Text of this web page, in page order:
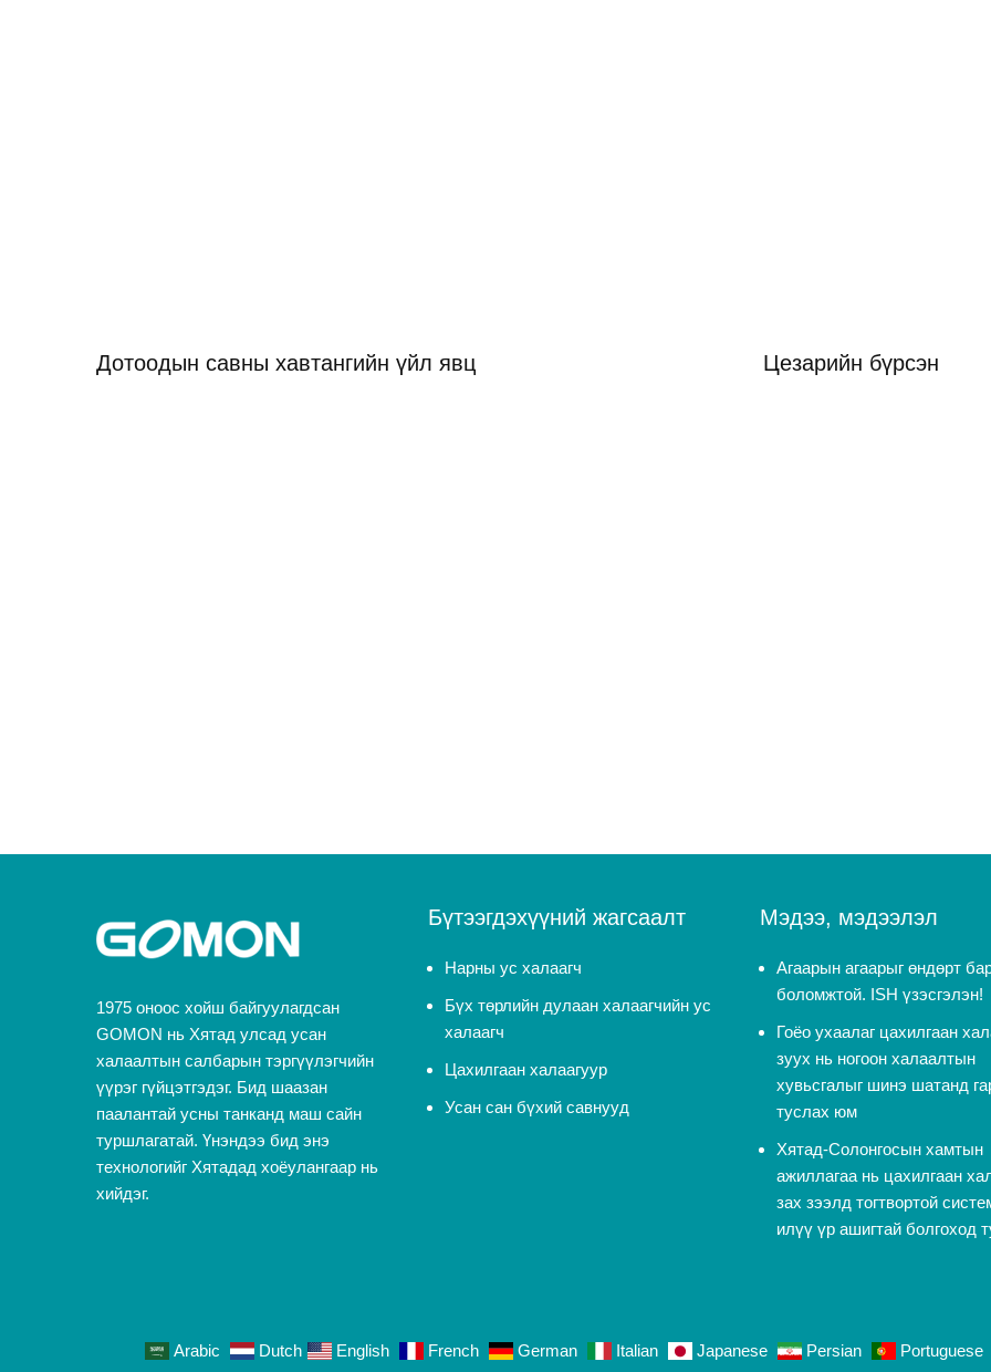
Дотоодын савны хавтангийн үйл явц Цезарийн бүрсэн
1975 оноос хойш байгуулагдсан
GOMON нь Хятад улсад усан
халаалтын салбарын тэргүүлэгчийн
үүрэг гүйцэтгэдэг. Бид шаазан
паалантай усны танканд маш сайн
туршлагатай. Үнэндээ бид энэ
технологийг Хятадад хоёулангаар нь
хийдэг.
Бүтээгдэхүүний жагсаалт
Нарны ус халаагч
Бүх төрлийн дулаан халаагчийн ус
халаагч
Цахилгаан халаагуур
Усан сан бүхий савнууд
Мэдээ, мэдээлэл
Агаарын агаарыг өндөрт
боломжтой. ISH үзэсгэлэн!
Гоёо ухаалаг цахилгаан
зуух нь ногоон халаалтын
хувьсгалыг шинэ шатанд
туслах юм
Хятад-Солонгосын хамтын
ажиллагаа нь цахилгаан
зах зээлд тогтвортой
илүү үр ашигтай болгоход
Arabic Dutch English French German Italian Japanese Persian Portuguese